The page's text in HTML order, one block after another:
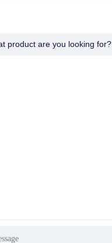
product are you looking for?